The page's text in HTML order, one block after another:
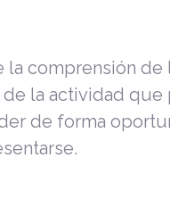
la comprensión
la actividad que
de forma